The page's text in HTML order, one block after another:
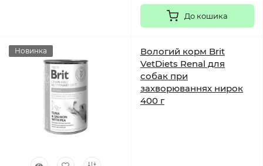
До кошика
Новинка
Вологий корм Brit
VetDiets Renal для
собак при
захворюваннях нирок
400 г